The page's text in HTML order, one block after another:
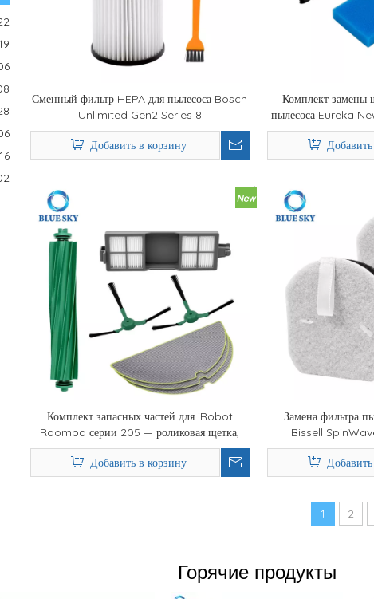
Сменный фильтр HEPA для пылесоса Bosch
Unlimited Gen2 Series 8
12036642/12023349
Добавить в корзину
Комплект замены
пылесоса Eureka
для влажной
Комплект запасных частей для iRobot
Roomba серии 205 — роликовая щетка,
боковая щетка, тряпка для швабры и HEPA-
фильтр
Добавить в корзину
Замена фильтра
Bissell
1 2
Горячие продукты